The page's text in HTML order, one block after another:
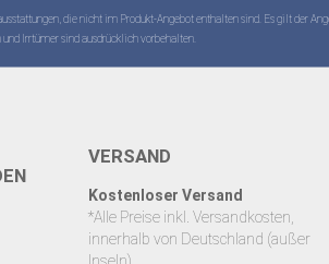
die nicht im Produkt-Angebot enthalten sind. Es gilt der
und Irrtümer sind ausdrücklich vorbehalten.
VERSAND
Kostenloser Versand
*Alle Preise inkl. Versandkosten,
innerhalb von Deutschland (außer
Inseln)